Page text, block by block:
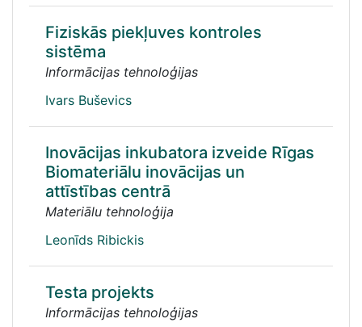
Fiziskās piekļuves kontroles
sistēma
Informācijas tehnoloģijas
Ivars Buševics
Inovācijas inkubatora izveide Rīgas
Biomateriālu inovācijas un
attīstības centrā
Materiālu tehnoloģija
Leonīds Ribickis
Testa projekts
Informācijas tehnoloģijas